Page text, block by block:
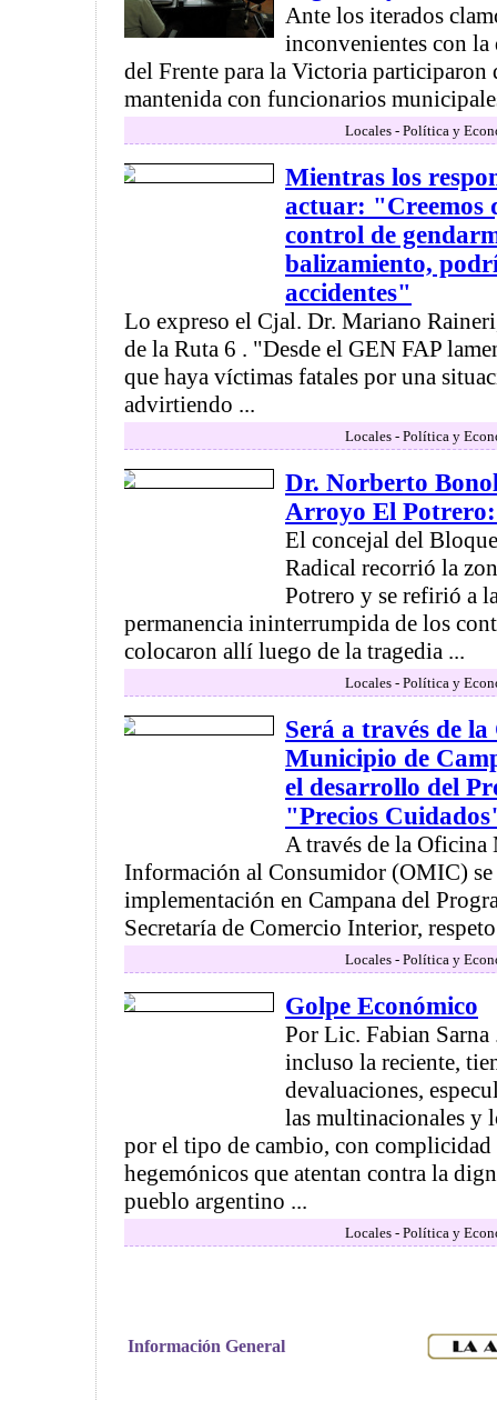
Ante los iterados
inconvenientes con la
del Frente para la Victoria participaron
mantenida con funcionarios
Locales - Política y
Mientras los
actuar: "Creemos
control de
balizamiento,
accidentes"
Lo expreso el Cjal. Dr. Mariano
de la Ruta 6 . "Desde el GEN FAP
que haya víctimas fatales por una
advirtiendo ...
Locales - Política y
Dr. Norberto
Arroyo El
El concejal del
Radical recorrió la
Potrero y se refirió a
permanencia ininterrumpida de los
colocaron allí luego de la tragedia ...
Locales - Política y
Será a través de
Municipio de
el desarrollo del
"Precios
A través de la
Información al Consumidor (OMIC) se
implementación en Campana del
Secretaría de Comercio Interior,
Locales - Política y
Golpe Económico
Por Lic. Fabian
incluso la reciente,
devaluaciones,
las multinacionales y
por el tipo de cambio, con complicidad
hegemónicos que atentan contra la
pueblo argentino ...
Locales - Política y
Información General